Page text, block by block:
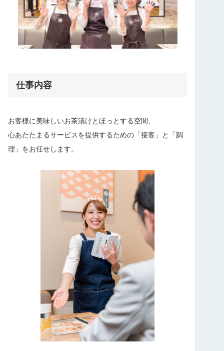
仕事内容
お客様に美味しいお茶漬けとほっとする空間、
心あたたまるサービスを提供するための「接客」と「調
理」をお任せします。